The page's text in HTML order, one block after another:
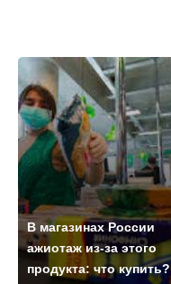
В магазинах России
ажиотаж из-за этого
продукта: что купить?